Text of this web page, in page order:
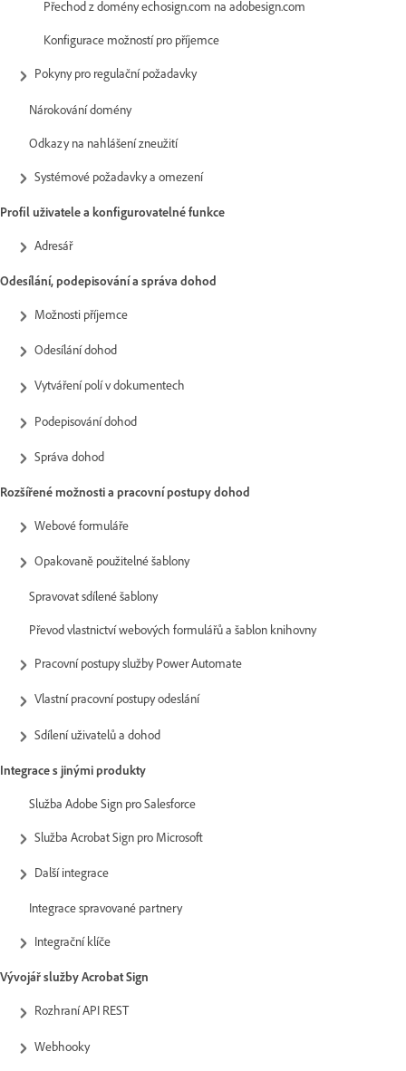
Přechod z domény echosign.com na adobesign.com
Konfigurace možností pro příjemce
Pokyny pro regulační požadavky
Nárokování domény
Odkazy na nahlášení zneužití
Systémové požadavky a omezení
Profil uživatele a konfigurovatelné funkce
Adresář
Odesílání, podepisování a správa dohod
Možnosti příjemce
Odesílání dohod
Vytváření polí v dokumentech
Podepisování dohod
Správa dohod
Rozšířené možnosti a pracovní postupy dohod
Webové formuláře
Opakovaně použitelné šablony
Spravovat sdílené šablony
Převod vlastnictví webových formulářů a šablon knihovny
Pracovní postupy služby Power Automate
Vlastní pracovní postupy odeslání
Sdílení uživatelů a dohod
Integrace s jinými produkty
Služba Adobe Sign pro Salesforce
Služba Acrobat Sign pro Microsoft
Další integrace
Integrace spravované partnery
Integrační klíče
Vývojář služby Acrobat Sign
Rozhraní API REST
Webhooky